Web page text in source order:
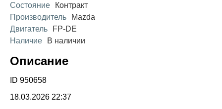
Состояние
Контракт
Производитель
Mazda
Двигатель
FP-DE
Наличие
В наличии
Описание
ID 950658
18.03.2026 22:37